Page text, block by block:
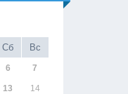
Сб Вс
6 7
13 14